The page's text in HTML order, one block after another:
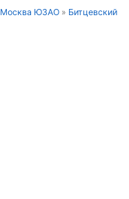
Москва ЮЗАО » Битцевский